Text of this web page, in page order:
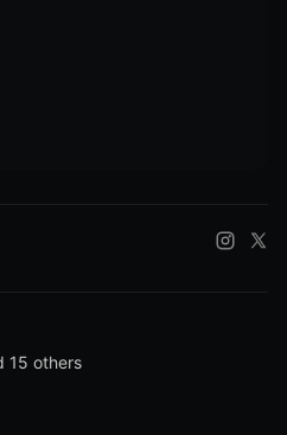
15 others